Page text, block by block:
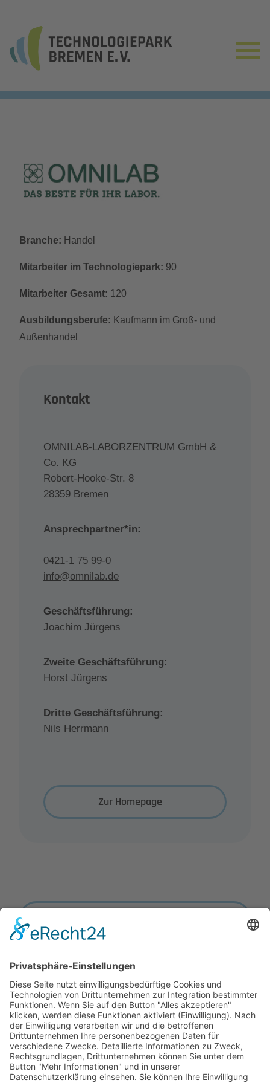
Branche: Handel
Mitarbeiter im Technologiepark: 90
Mitarbeiter Gesamt: 120
Ausbildungsberufe: Kaufmann im Groß- und
Außenhandel
Kontakt
OMNILAB-LABORZENTRUM GmbH &
Co. KG
Robert-Hooke-Str. 8
28359 Bremen
Ansprechpartner*in:
0421-1 75 99-0
info@omnilab.de
Geschäftsführung:
Joachim Jürgens
Zweite Geschäftsführung:
Horst Jürgens
Dritte Geschäftsführung:
Nils Herrmann
Zur Homepage